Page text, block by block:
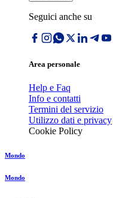
Seguici anche su
Area personale
Help e Faq
Info e contatti
Termini del servizio
Utilizzo dati e privacy
Cookie Policy
Mondo
Mondo